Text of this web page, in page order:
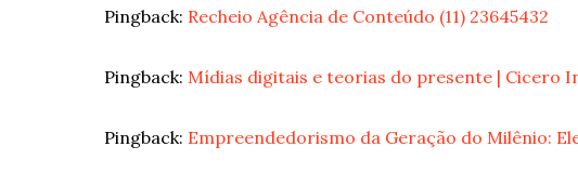
Pingback: Recheio Agência de Conteúdo (11) 23645432
Pingback:Mídias digitais e teorias do presente | Cicero
Pingback: Empreendedorismo da Geração do Milênio: